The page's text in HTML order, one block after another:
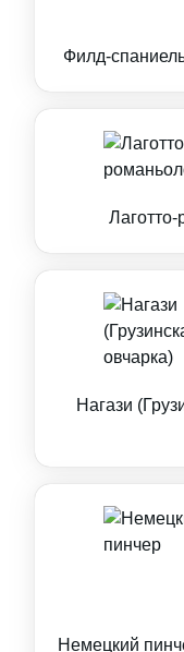
Филд-
Нагази
Немецкий